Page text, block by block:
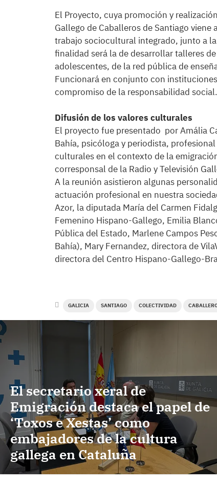
El Proyecto, cuya promoción y
Gallego de Caballeros de Santiago
trabajo sociocultural integrado, junto a
finalidad será la de desarrollar talleres
adolescentes, de la red pública de
Funcionará en conjunto con
compromiso de la responsabilidad social.
Difusión de los valores culturales
El proyecto fue presentado por Amália
Bahía, psicóloga y periodista,
culturales en el contexto de la
corresponsal de la Radio y Televisión
A la reunión asistieron algunas
actuación profesional en nuestra
Azor, la diputada María del Carmen
Femenino Hispano-Gallego, Emilia
Pública del Estado, Marlene Campos
Bahía), Mary Fernandez, directora de
directora del Centro Hispano-Gallego-
GALICIA SANTIAGO COLECTIVIDAD
El secretario xeral de
Emigración destaca el papel de
‘Toxos e Xestas’ como
embajadores de la cultura
gallega en Cataluña